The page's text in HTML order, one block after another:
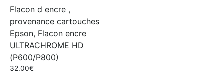
Flacon d encre ,
provenance cartouches
Epson, Flacon encre
ULTRACHROME HD
(P600/P800)
32.00€